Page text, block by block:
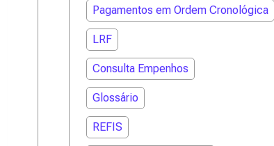
Pagamentos em Ordem Cronológica
LRF
Consulta Empenhos
Glossário
REFIS